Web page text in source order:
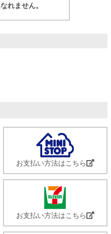
れません。
お支払い方法はこちら
お支払い方法はこちら